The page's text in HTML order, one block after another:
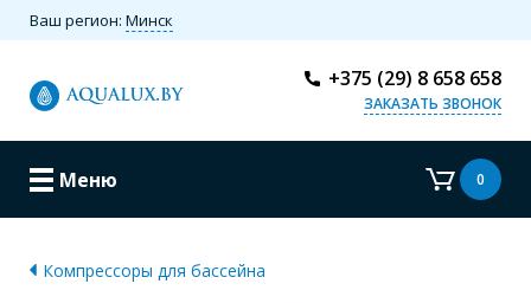
Ваш регион: Минск
+375 (29) 8 658 658
ЗАКАЗАТЬ ЗВОНОК
Меню 0
Компрессоры для бассейна